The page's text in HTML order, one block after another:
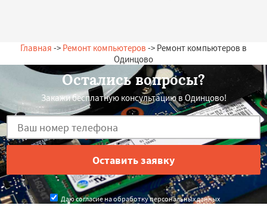
Главная -> Ремонт компьютеров -> Ремонт компьютеров в
Одинцово
Остались вопросы?
Закажи бесплатную консультацию в Одинцово!
Даю согласие на обработку персональных данных